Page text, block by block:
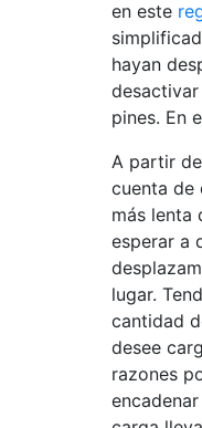
en este
hayan
pines. En
A partir
cuenta de
más lenta
esperar a
lugar.
cantidad
desee
razones